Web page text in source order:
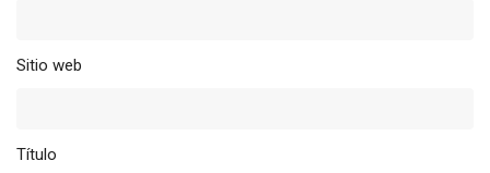
Sitio web
Título